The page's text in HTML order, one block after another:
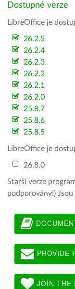
Dostupné verze
LibreOffice je
26.2.5
26.2.4
26.2.3
26.2.2
26.2.1
26.2.0
25.8.7
25.8.6
25.8.5
LibreOffice je
26.8.0
Starší verze
podporovány!)
PROVIDE
JOIN THE